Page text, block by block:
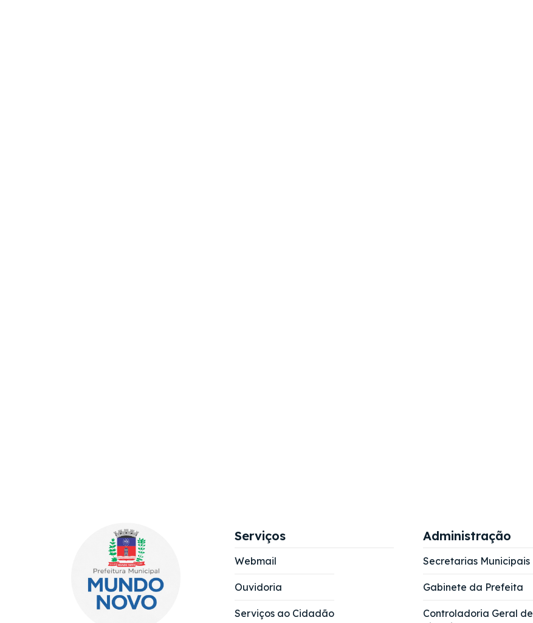
Serviços
Webmail
Ouvidoria
Serviços ao Cidadão
Administração
Secretarias Municipais
Gabinete da Prefeita
Controladoria Geral de